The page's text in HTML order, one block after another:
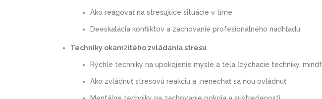
Ako reagovať na stresujúce situácie v tíme
Deeskalácia konfliktov a zachovanie profesionálneho nadhľadu
Techniky okamžitého zvládania stresu
Rýchle techniky na upokojenie mysle a tela (dýchacie techniky,
Ako zvládnuť stresovú reakciu a nenechať sa ňou ovládnuť